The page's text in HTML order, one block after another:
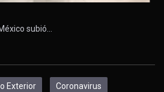
subió…
Exterior Coronavirus